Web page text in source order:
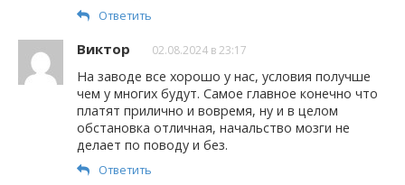
Ответить
Виктор 02.08.2024 в 23:17
На заводе все хорошо у нас, условия получше
чем у многих будут. Самое главное конечно что
платят прилично и вовремя, ну и в целом
обстановка отличная, начальство мозги не
делает по поводу и без.
Ответить